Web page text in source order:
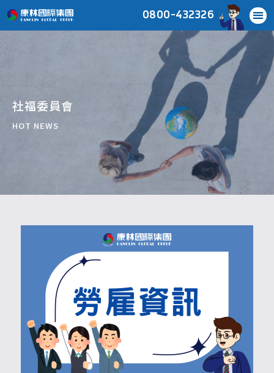
0800-432326
社福委員會
HOT NEWS